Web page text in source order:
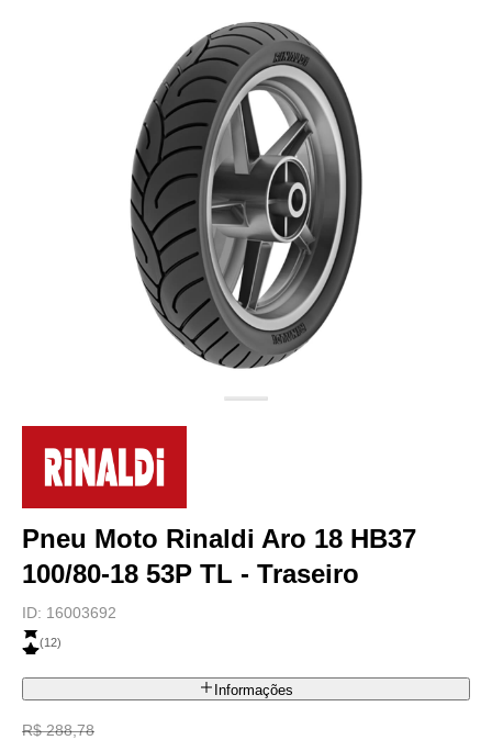
Pneu Moto Rinaldi Aro 18 HB37
100/80-18 53P TL - Traseiro
ID: 16003692
(12)
Informações
R$ 288,78